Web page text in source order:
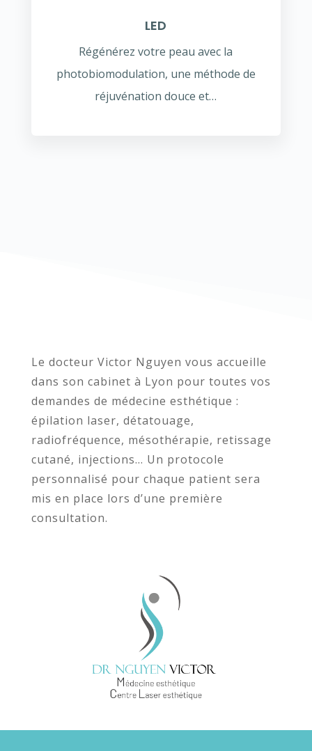
LED
Régénérez votre peau avec la
photobiomodulation, une méthode de
réjuvénation douce et…
Le docteur Victor Nguyen vous accueille
dans son cabinet à Lyon pour toutes vos
demandes de médecine esthétique :
épilation laser, détatouage,
radiofréquence, mésothérapie, retissage
cutané, injections… Un protocole
personnalisé pour chaque patient sera
mis en place lors d’une première
consultation.